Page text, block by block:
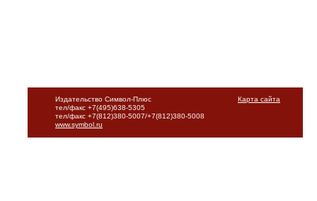
Карта сайта
Издательство Символ-Плюс
тел/факс +7(495)638-5305
тел/факс +7(812)380-5007/+7(812)380-5008
www.symbol.ru